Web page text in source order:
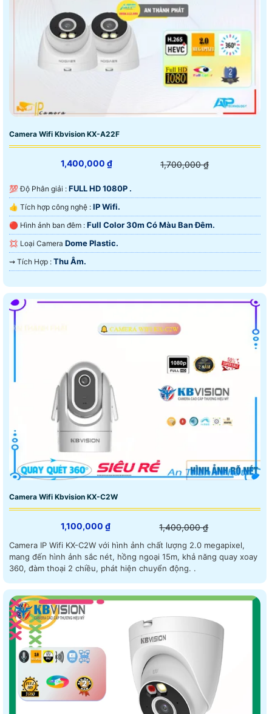
Camera Wifi Kbvision KX-A22F
1,400,000 ₫ 1,700,000 ₫
💯 Độ Phân giải : FULL HD 1080P .
👍 Tích hợp công nghệ : IP Wifi.
🔴 Hình ảnh ban đêm : Full Color 30m Có Màu Ban Ðêm.
💢 Loại Camera Dome Plastic.
️⇝ Tích Hợp : Thu Âm.
Camera Wifi Kbvision KX-C2W
1,100,000 ₫ 1,400,000 ₫
Camera IP Wifi KX-C2W với hình ảnh chất lượng 2.0 megapixel,
mang đến hình ảnh sắc nét, hồng ngoại 15m, khả năng quay xoay
360, đàm thoại 2 chiều, phát hiện chuyển động. .